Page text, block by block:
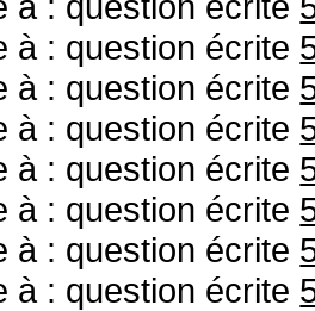
à : question écrite
à : question écrite
à : question écrite
à : question écrite
à : question écrite
à : question écrite
à : question écrite